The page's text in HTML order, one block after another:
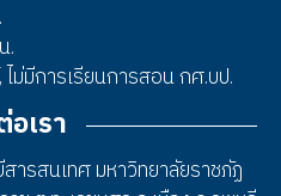
.
ม่มีการเรียนการสอน กศ.บป.
เรา
ารสนเทศ มหาวิทยาลัยราชภัฏ